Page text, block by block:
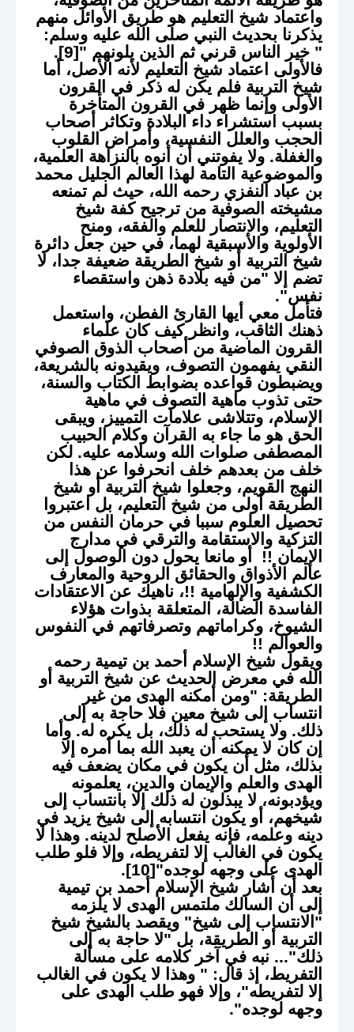
واعتماد شيخ التعليم هو طريق الأوائل منهم
يذكرنا بحديث النبي صلى الله عليه وسلم:
" خير الناس قرني ثم الذين يلونهم "[9].
فالأولى اعتماد شيخ التعليم لأنه الأصل، أما
شيخ التربية فلم يكن له ذكر في القرون
الأولى وإنما ظهر في القرون المتأخرة
بسبب استشراء داء البلادة وتكاثر أصحاب
الحجب والعلل النفسية، وأمراض القلوب
والغفلة. ولا يفوتني أن أنوه بالنزاهة العلمية،
والموضوعية التامة لهذا العالم الجليل محمد
بن عباد النفزي رحمه الله، حيث لم تمنعه
مشيخته الصوفية من ترجيح كفة شيخ
التعليم، والانتصار للعلم والفقه، ومنح
الأولوية والأسبقية لهما، في حين جعل دائرة
شيخ التربية أو شيخ الطريقة ضعيفة جدا، لا
تضم إلا "من فيه بلادة ذهن واستقصاء
نفس".
فتأمل معي أيها القارئ الفطن، واستعمل
ذهنك الثاقب، وانظر كيف كان علماء
القرون الماضية من أصحاب الذوق الصوفي
النقي يفهمون التصوف، ويقيدونه بالشريعة،
ويضبطون قواعده بضوابط الكتاب والسنة،
حتى تذوب ماهية التصوف في ماهية
الإسلام، وتتلاشى علامات التمييز، ويبقى
الحق هو ما جاء به القرآن وكلام الحبيب
المصطفى صلوات الله وسلامه عليه. لكن
خلف من بعدهم خلف انحرفوا عن هذا
النهج القويم، وجعلوا شيخ التربية أو شيخ
الطريقة أولى من شيخ التعليم، بل اعتبروا
تحصيل العلوم سببا في حرمان النفس من
التزكية والاستقامة والترقي في مدارج
الإيمان !! أو مانعا يحول دون الوصول إلى
عالم الأذواق والحقائق الروحية والمعارف
الكشفية والإلهامية !!، ناهيك عن الاعتقادات
الفاسدة الضالة، المتعلقة بذوات هؤلاء
الشيوخ، وكراماتهم وتصرفاتهم في النفوس
والعوالم !!
ويقول شيخ الإسلام أحمد بن تيمية رحمه
الله في معرض الحديث عن شيخ التربية أو
الطريقة: "ومن أمكنه الهدى من غير
انتساب إلى شيخ معين فلا حاجة به إلى
ذلك. ولا يستحب له ذلك، بل يكره له. وأما
إن كان لا يمكنه أن يعبد الله بما أمره إلا
بذلك، مثل أن يكون في مكان يضعف فيه
الهدى والعلم والإيمان والدين، يعلمونه
ويؤدبونه، لا يبذلون له ذلك إلا بانتساب إلى
شيخهم، أو يكون انتسابه إلى شيخ يزيد في
دينه وعلمه، فإنه يفعل الأصلح لدينه. وهذا لا
يكون في الغالب إلا لتفريطه، وإلا فلو طلب
الهدى على وجهه لوجده"[10].
بعد أن أشار شيخ الإسلام أحمد بن تيمية
إلى أن السالك ملتمس الهدى لا يلزمه
"الانتساب إلى شيخ" ويقصد بالشيخ شيخ
التربية أو الطريقة، بل "لا حاجة به إلى
ذلك"... نبه في آخر كلامه على مسألة
التفريط، إذ قال: " وهذا لا يكون في الغالب
إلا لتفريطه"، وإلا فهو طلب الهدى على
وجهه لوجده".